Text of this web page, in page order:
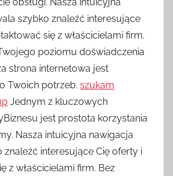
obsługi. Nasza intuicyjna
szybko znaleźć interesujące
się z właścicielami firm.
poziomu doświadczenia
strona internetowa jest
Twoich potrzeb. szukam
Jednym z kluczowych
jest prostota korzystania
Nasza intuicyjna nawigacja
znaleźć interesujące Cię oferty i
z właścicielami firm. Bez